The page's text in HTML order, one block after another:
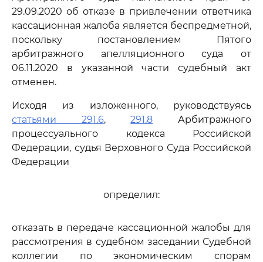
29.09.2020 об отказе в привлечении ответчика
кассационная жалоба является беспредметной,
поскольку постановлением Пятого
арбитражного апелляционного суда от
06.11.2020 в указанной части судебный акт
отменен.
Исходя из изложенного, руководствуясь
статьями 291.6,291.8 Арбитражного
процессуального кодекса Российской
Федерации, судья Верховного Суда Российской
Федерации
определил:
отказать в передаче кассационной жалобы для
рассмотрения в судебном заседании Судебной
коллегии по экономическим спорам